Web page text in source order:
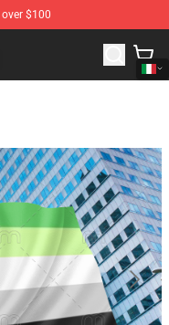
$100
Store of Aromantic Flag